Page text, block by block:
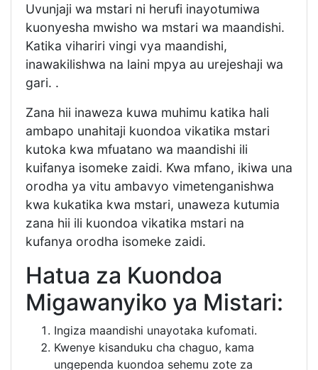
Uvunjaji wa mstari ni herufi inayotumiwa
kuonyesha mwisho wa mstari wa maandishi.
Katika vihariri vingi vya maandishi,
inawakilishwa na laini mpya au urejeshaji wa
gari. .
Zana hii inaweza kuwa muhimu katika hali
ambapo unahitaji kuondoa vikatika mstari
kutoka kwa mfuatano wa maandishi ili
kuifanya isomeke zaidi. Kwa mfano, ikiwa una
orodha ya vitu ambavyo vimetenganishwa
kwa kukatika kwa mstari, unaweza kutumia
zana hii ili kuondoa vikatika mstari na
kufanya orodha isomeke zaidi.
Hatua za Kuondoa
Migawanyiko ya Mistari:
Ingiza maandishi unayotaka kufomati.
Kwenye kisanduku cha chaguo, kama
ungependa kuondoa sehemu zote za